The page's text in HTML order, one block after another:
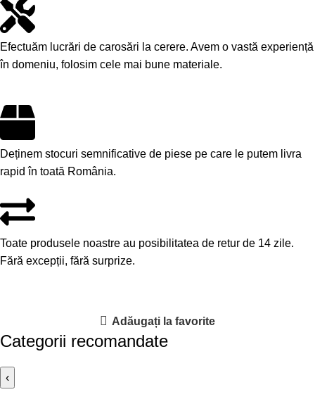
Efectuăm lucrări de carosări la cerere. Avem o vastă experiență
în domeniu, folosim cele mai bune materiale.
Deținem stocuri semnificative de piese pe care le putem livra
rapid în toată România.
Toate produsele noastre au posibilitatea de retur de 14 zile.
Fără excepții, fără surprize.
Adăugați la favorite
Categorii recomandate
‹